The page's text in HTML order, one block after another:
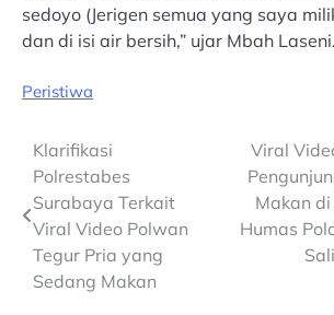
sedoyo (Jerigen semua yang saya
dan di isi air bersih,” ujar Mbah Laseni.
Peristiwa
Post
navigation
Klarifikasi
Polrestabes
Surabaya Terkait
Viral Video Polwan
Tegur Pria yang
Sedang Makan
Viral
Makan
Humas